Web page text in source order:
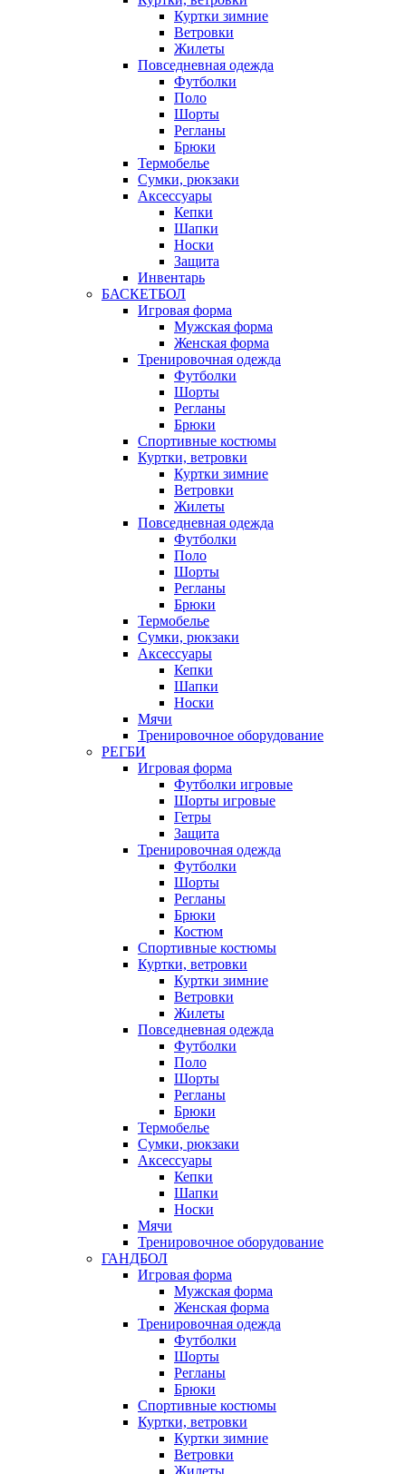
Куртки зимние
Ветровки
Жилеты
Повседневная одежда
Футболки
Поло
Шорты
Регланы
Брюки
Термобелье
Сумки, рюкзаки
Аксессуары
Кепки
Шапки
Носки
Защита
Инвентарь
БАСКЕТБОЛ
Игровая форма
Мужская форма
Женская форма
Тренировочная одежда
Футболки
Шорты
Регланы
Брюки
Спортивные костюмы
Куртки, ветровки
Куртки зимние
Ветровки
Жилеты
Повседневная одежда
Футболки
Поло
Шорты
Регланы
Брюки
Термобелье
Сумки, рюкзаки
Аксессуары
Кепки
Шапки
Носки
Мячи
Тренировочное оборудование
РЕГБИ
Игровая форма
Футболки игровые
Шорты игровые
Гетры
Защита
Тренировочная одежда
Футболки
Шорты
Регланы
Брюки
Костюм
Спортивные костюмы
Куртки, ветровки
Куртки зимние
Ветровки
Жилеты
Повседневная одежда
Футболки
Поло
Шорты
Регланы
Брюки
Термобелье
Сумки, рюкзаки
Аксессуары
Кепки
Шапки
Носки
Мячи
Тренировочное оборудование
ГАНДБОЛ
Игровая форма
Мужская форма
Женская форма
Тренировочная одежда
Футболки
Шорты
Регланы
Брюки
Спортивные костюмы
Куртки, ветровки
Куртки зимние
Ветровки